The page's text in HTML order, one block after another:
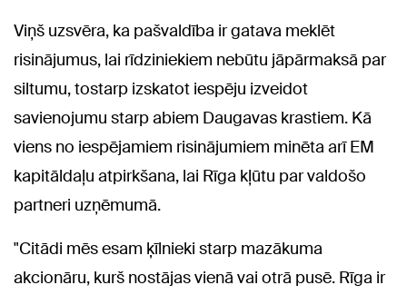
Viņš uzsvēra, ka pašvaldība ir gatava meklēt
risinājumus, lai rīdziniekiem nebūtu jāpārmaksā par
siltumu, tostarp izskatot iespēju izveidot
savienojumu starp abiem Daugavas krastiem. Kā
viens no iespējamiem risinājumiem minēta arī EM
kapitāldaļu atpirkšana, lai Rīga kļūtu par valdošo
partneri uzņēmumā.
"Citādi mēs esam ķīlnieki starp mazākuma
akcionāru, kurš nostājas vienā vai otrā pusē. Rīga ir